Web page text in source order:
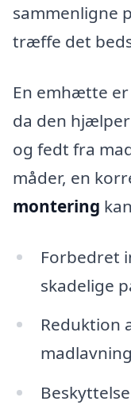
sammenligne
træffe det
En emhætte
da den
og fedt fra
måder, en
montering
Forbedret
skadelige
Reduktion